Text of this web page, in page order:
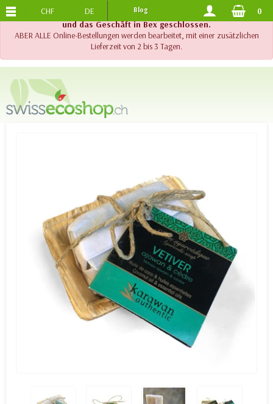
!! Wichtig !! Bis am 20. August 2026 sind der Telefonsupport
und das Geschäft in Bex geschlossen.
ABER ALLE Online-Bestellungen werden bearbeitet, mit einer zusätzlichen
Lieferzeit von 2 bis 3 Tagen.
KOSTENLOSER VERSAND AB 120.-
CHF DE Blog 0